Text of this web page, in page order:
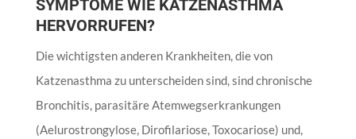
SYMPTOME WIE KATZENASTHMA
HERVORRUFEN?
Die wichtigsten anderen Krankheiten, die von
Katzenasthma zu unterscheiden sind, sind chronische
Bronchitis, parasitäre Atemwegserkrankungen
(Aelurostrongylose, Dirofilariose, Toxocariose) und,